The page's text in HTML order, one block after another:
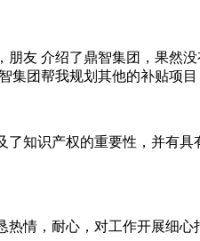
友 介绍了鼎智集团，果然
团帮我规划其他的补贴项目
知识产权的重要性，并有
情，耐心，对工作开展细心